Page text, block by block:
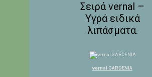
Σειρά vernal –
Υγρά ειδικά
λιπάσματα.
vernal GARDENIA